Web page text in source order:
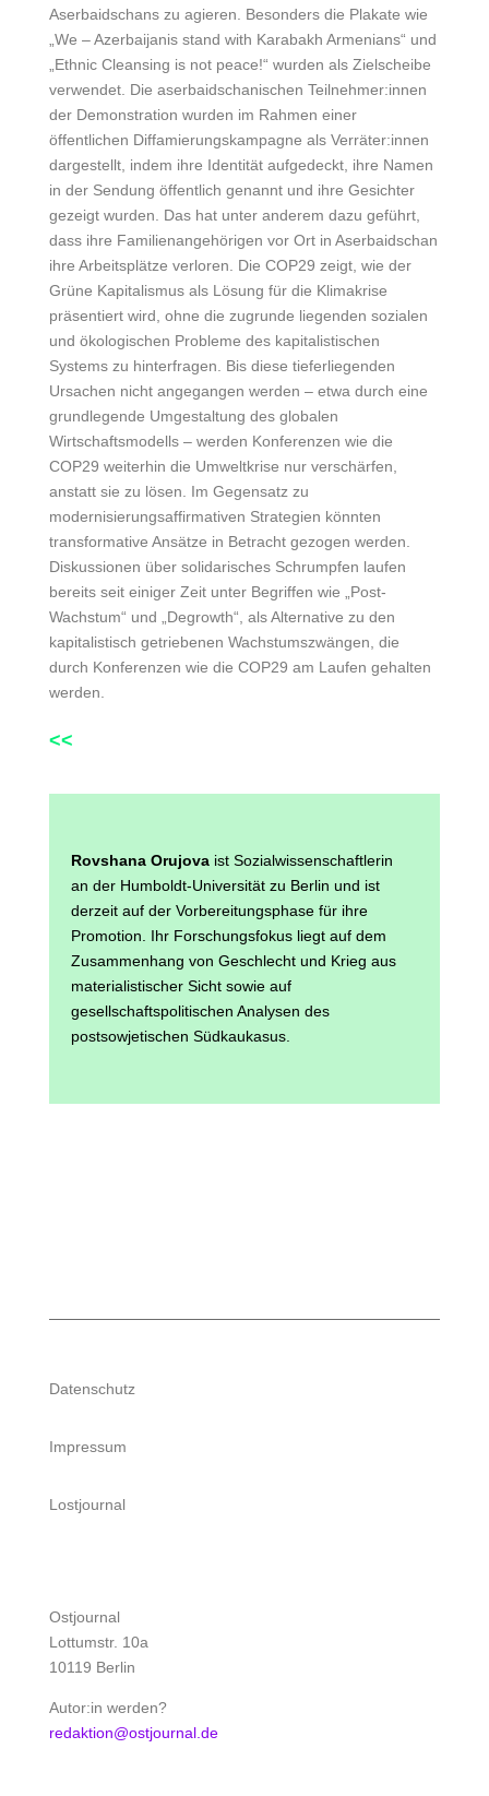
Aserbaidschans zu agieren. Besonders die Plakate wie
„We – Azerbaijanis stand with Karabakh Armenians“ und
„Ethnic Cleansing is not peace!“ wurden als Zielscheibe
verwendet. Die aserbaidschanischen Teilnehmer:innen
der Demonstration wurden im Rahmen einer
öffentlichen Diffamierungskampagne als Verräter:innen
dargestellt, indem ihre Identität aufgedeckt, ihre Namen
in der Sendung öffentlich genannt und ihre Gesichter
gezeigt wurden. Das hat unter anderem dazu geführt,
dass ihre Familienangehörigen vor Ort in Aserbaidschan
ihre Arbeitsplätze verloren. Die COP29 zeigt, wie der
Grüne Kapitalismus als Lösung für die Klimakrise
präsentiert wird, ohne die zugrunde liegenden sozialen
und ökologischen Probleme des kapitalistischen
Systems zu hinterfragen. Bis diese tieferliegenden
Ursachen nicht angegangen werden – etwa durch eine
grundlegende Umgestaltung des globalen
Wirtschaftsmodells – werden Konferenzen wie die
COP29 weiterhin die Umweltkrise nur verschärfen,
anstatt sie zu lösen. Im Gegensatz zu
modernisierungsaffirmativen Strategien könnten
transformative Ansätze in Betracht gezogen werden.
Diskussionen über solidarisches Schrumpfen laufen
bereits seit einiger Zeit unter Begriffen wie „Post-
Wachstum“ und „Degrowth“, als Alternative zu den
kapitalistisch getriebenen Wachstumszwängen, die
durch Konferenzen wie die COP29 am Laufen gehalten
werden.
<<
Rovshana Orujova ist Sozialwissenschaftlerin
an der Humboldt-Universität zu Berlin und ist
derzeit auf der Vorbereitungsphase für ihre
Promotion. Ihr Forschungsfokus liegt auf dem
Zusammenhang von Geschlecht und Krieg aus
materialistischer Sicht sowie auf
gesellschaftspolitischen Analysen des
postsowjetischen Südkaukasus.
Datenschutz
Impressum
Lostjournal
Ostjournal
Lottumstr. 10a
10119 Berlin
Autor:in werden?
redaktion@ostjournal.de